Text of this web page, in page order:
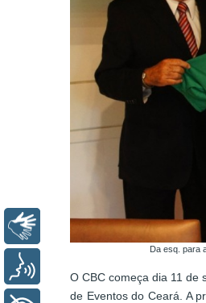
Da esq. para
O CBC começa dia 11 de
de Eventos do Ceará. A
Libras